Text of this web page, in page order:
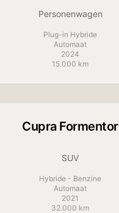
Personenwagen
Plug-in Hybride
Automaat
2024
15.000 km
Cupra Formentor
SUV
Hybride - Benzine
Automaat
2021
32.000 km